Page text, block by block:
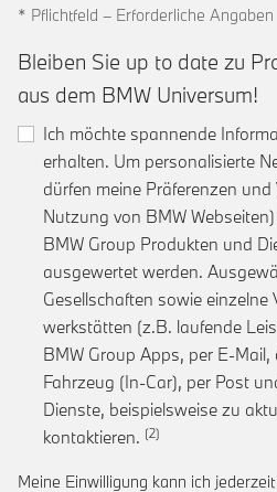
* Pflichtfeld – Erforderliche Angaben
Bleiben Sie up to date zu
aus dem BMW Universum!
Ich möchte spannende
erhalten. Um personalisierte
dürfen meine Präferenzen
Nutzung von BMW
BMW Group Produkten und
ausgewertet werden.
Gesellschaften sowie
werkstätten (z.B. laufende
BMW Group Apps, per E-
Fahrzeug (In-Car), per Post
Dienste, beispielsweise zu
kontaktieren. Link zur
Meine Einwilligung kann ich